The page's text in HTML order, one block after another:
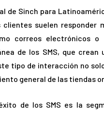
de Sinch para
clientes suelen
correos electrónicos
de los SMS, que
tipo de interacción no
general de las tiendas
de los SMS es la